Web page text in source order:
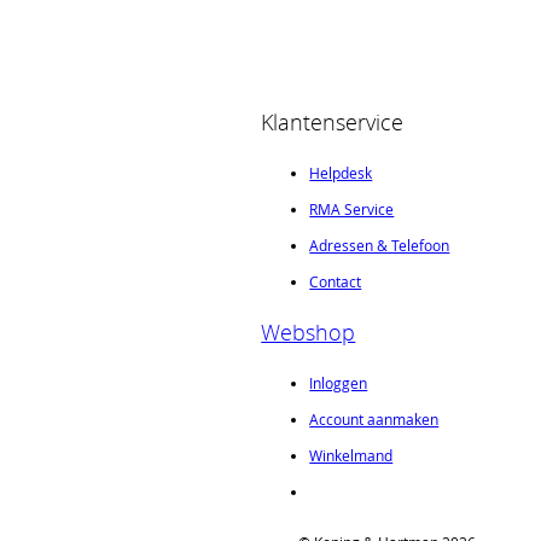
Klantenservice
Helpdesk
RMA Service
Adressen & Telefoon
Contact
Webshop
Inloggen
Account aanmaken
Winkelmand